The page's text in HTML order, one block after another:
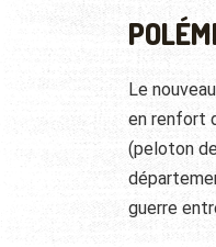
Le
en renfort
(peloton
guerre